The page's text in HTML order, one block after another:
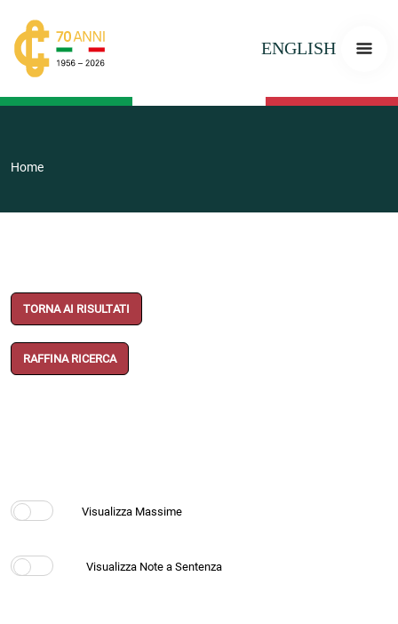
ENGLISH
Home
TORNA AI RISULTATI
RAFFINA RICERCA